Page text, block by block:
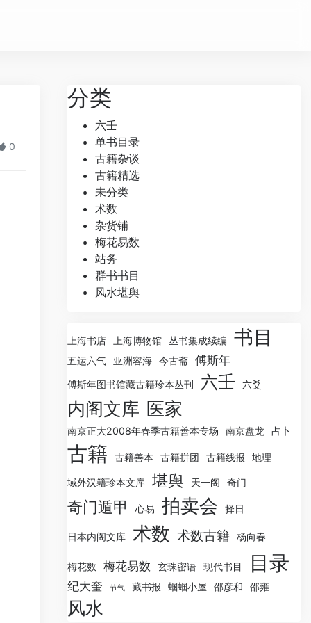
0
分类
六壬
单书目录
古籍杂谈
古籍精选
未分类
术数
杂货铺
梅花易数
站务
群书书目
风水堪舆
上海书店 上海博物馆 丛书集成续编 书目
五运六气 亚洲容海 今古斋 傅斯年
傅斯年图书馆藏古籍珍本丛刊 六壬 六爻
内阁文库 医家
南京正大2008年春季古籍善本专场 南京盘龙 占卜
古籍 古籍善本 古籍拼团 古籍线报 地理
域外汉籍珍本文库 堪舆 天一阁 奇门
奇门遁甲 心易 拍卖会 择日
日本内阁文库 术数 术数古籍 杨向春
梅花数 梅花易数 玄珠密语 现代书目 目录
纪大奎 节气 藏书报 蝈蝈小屋 邵彦和 邵雍
风水